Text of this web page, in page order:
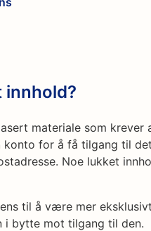
innhold?
materiale som krever
for å få tilgang til
Noe lukket
til å være mer
i bytte mot tilgang til den.